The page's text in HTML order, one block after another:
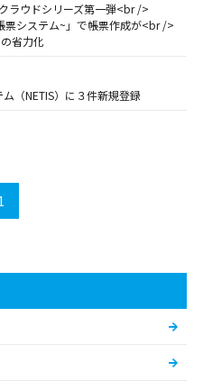
ラウドシリーズ第一弾<br />
票システム~」で帳票作成が<br />
省力化
（NETIS）に３件新規登録